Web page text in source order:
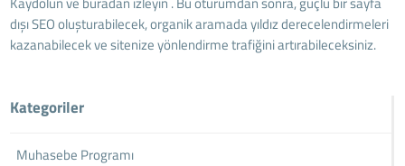
dışı SEO oluşturabilecek, organik aramada yıldız derecelendirmeleri
kazanabilecek ve sitenize yönlendirme trafiğini artırabileceksiniz.
Kategoriler
Muhasebe Programı